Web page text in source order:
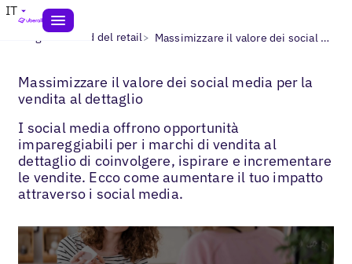
IT
Blogs> I brand del retail> Massimizzare il valore dei social media per la vendita al dettaglio
Massimizzare il valore dei social media per la
vendita al dettaglio
I social media offrono opportunità
impareggiabili per i marchi di vendita al
dettaglio di coinvolgere, ispirare e incrementare
le vendite. Ecco come aumentare il tuo impatto
attraverso i social media.